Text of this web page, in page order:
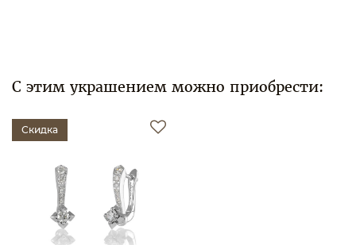
С этим украшением можно приобрести:
Скидка